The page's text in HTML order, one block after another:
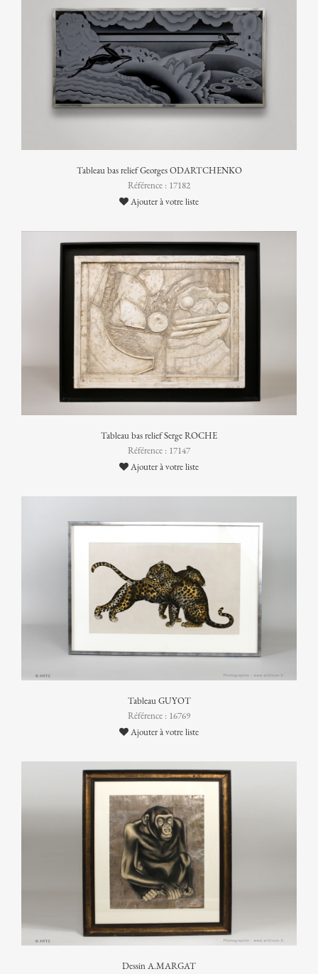
Tableau bas relief Georges ODARTCHENKO
Référence : 17182
Ajouter à votre liste
Tableau bas relief Serge ROCHE
Référence : 17147
Ajouter à votre liste
Tableau GUYOT
Référence : 16769
Ajouter à votre liste
Dessin A.MARGAT